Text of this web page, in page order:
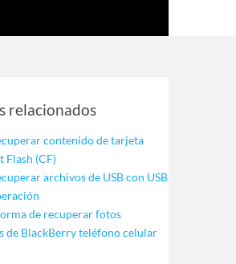
relacionados
contenido de tarjeta
Flash (CF)
archivos de USB con USB
de recuperar fotos
de BlackBerry teléfono celular